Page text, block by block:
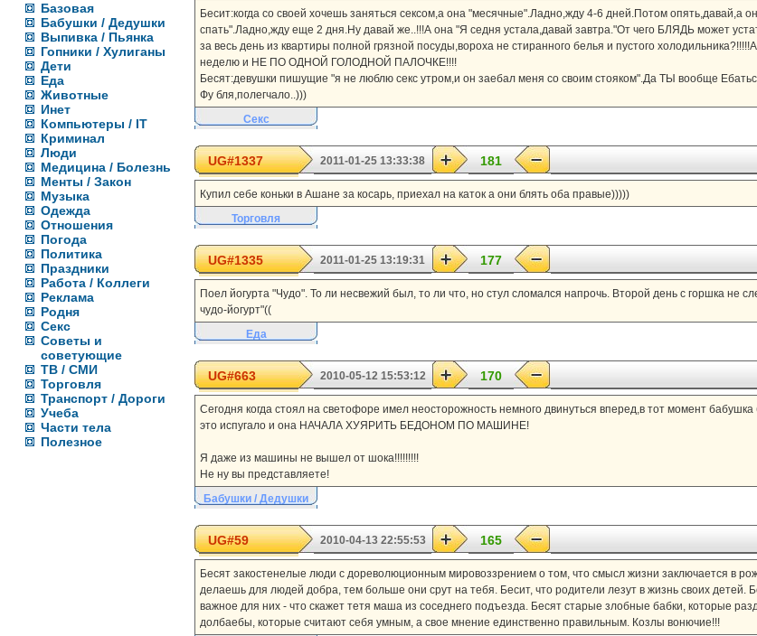
Базовая
Бабушки / Дедушки
Выпивка / Пьянка
Гопники / Хулиганы
Дети
Еда
Животные
Инет
Компьютеры / IT
Криминал
Люди
Медицина / Болезнь
Менты / Закон
Музыка
Одежда
Отношения
Погода
Политика
Праздники
Работа / Коллеги
Реклама
Родня
Секс
Советы и
советующие
ТВ / СМИ
Торговля
Транспорт / Дороги
Учеба
Части тела
Полезное
Бесит:когда со своей хочешь заняться сексом,а она "месячные".Ладно,жду 4-6 дней.Потом опять,давай,а
спать".Ладно,жду еще 2 дня.Ну давай же..!!!А она "Я седня устала,давай завтра."От чего БЛЯДЬ может
за весь день из квартиры полной грязной посуды,вороха не стиранного белья и пустого
неделю и НЕ ПО ОДНОЙ ГОЛОДНОЙ ПАЛОЧКЕ!!!!
Бесят:девушки пишущие "я не люблю секс утром,и он заебал меня со своим стояком".Да ТЫ вообще
Фу бля,полегчало..)))
Секс
UG#1337 2011-01-25 13:33:38 181
Купил себе коньки в Ашане за косарь, приехал на каток а они блять оба правые)))))
Торговля
UG#1335 2011-01-25 13:19:31 177
Поел йогурта "Чудо". То ли несвежий был, то ли что, но стул сломался напрочь. Второй день с горшка не
чудо-йогурт"((
Еда
UG#663 2010-05-12 15:53:12 170
Сегодня когда стоял на светофоре имел неосторожность немного двинуться вперед,в тот момент
это испугало и она НАЧАЛА ХУЯРИТЬ БЕДОНОМ ПО МАШИНЕ!
Я даже из машины не вышел от шока!!!!!!!!!
Не ну вы представляете!
Бабушки / Дедушки
UG#59 2010-04-13 22:55:53 165
Бесят закостенелые люди с дореволюционным мировоззрением о том, что смысл жизни заключается в
делаешь для людей добра, тем больше они срут на тебя. Бесит, что родители лезут в жизнь своих детей.
важное для них - что скажет тетя маша из соседнего подъезда. Бесят старые злобные бабки, которые
долбаебы, которые считают себя умным, а свое мнение единственно правильным. Козлы вонючие!!!